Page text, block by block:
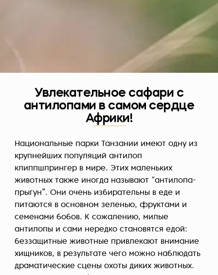
Увлекательное сафари с
антилопами в самом сердце
Африки!
Национальные парки Танзании имеют одну из
крупнейших популяций антилоп
клиппшпрингер в мире. Этих маленьких
животных также иногда называют “антилопа-
прыгун”. Они очень избирательны в еде и
питаются в основном зеленью, фруктами и
семенами бобов. К сожалению, милые
антилопы и сами нередко становятся едой:
беззащитные животные привлекают внимание
хищников, в результате чего можно наблюдать
драматические сцены охоты диких животных.